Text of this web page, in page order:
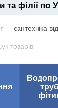
та філії по
— сантехніка